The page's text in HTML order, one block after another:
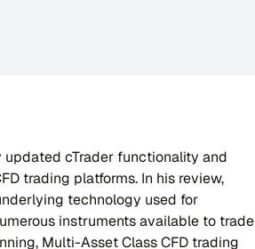
cTrader functionality and
trading platforms. In his review,
technology used for
instruments available to trade
Multi-Asset Class CFD trading